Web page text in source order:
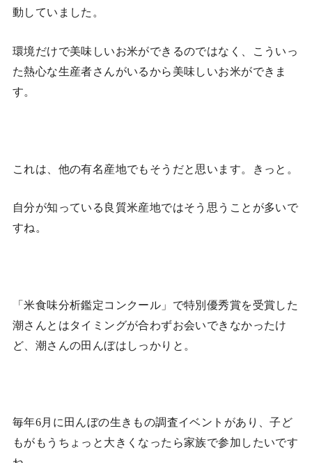
動していました。
環境だけで美味しいお米ができるのではなく、こういっ
た熱心な生産者さんがいるから美味しいお米ができま
す。
これは、他の有名産地でもそうだと思います。きっと。
自分が知っている良質米産地ではそう思うことが多いで
すね。
「米食味分析鑑定コンクール」で特別優秀賞を受賞した
潮さんとはタイミングが合わずお会いできなかったけ
ど、潮さんの田んぼはしっかりと。
毎年6月に田んぼの生きもの調査イベントがあり、子ど
もがもうちょっと大きくなったら家族で参加したいです